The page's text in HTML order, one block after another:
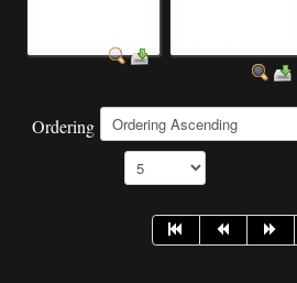
Ordering